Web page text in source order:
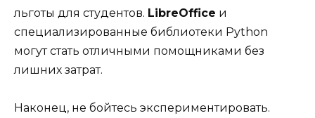
льготы для студентов. LibreOffice и
специализированные библиотеки Python
могут стать отличными помощниками без
лишних затрат.
Наконец, не бойтесь экспериментировать.